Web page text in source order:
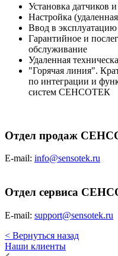
Установка датчиков
Настройка
Ввод в
Гарантийное и
обслуживание
Удаленная
"Горячая линия".
по интеграции и
систем СЕНСОТЕК
Отдел продаж
E-mail: info@sensotek.ru
Отдел сервиса
E-mail: support@sensotek.ru
< Вернуться назад
Наши клиенты